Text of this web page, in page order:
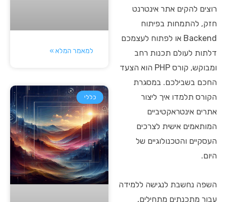
רוצים להקים אתר אינטרנט
חזק, להתמחות בפיתוח
Backend או לפתוח לעצמכם
דלתות לעולם תכנות רחב
ומבוקש, קורס PHP הוא הצעד
החכם בשבילכם. במסגרת
הקורס תלמדו איך ליצור
אתרים אינטראקטיביים
המותאמים אישית לצרכים
העסקיים והטכנולוגיים של
היום.
השפה נחשבת לנגישה ללמידה
עבור מתכנתים מתחילים,
למאמר המלא »
כללי